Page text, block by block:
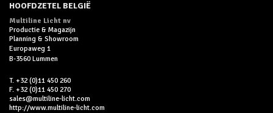
HOOFDZETEL BELGIË
Multiline Licht nv
Productie & Magazijn
Planning & Showroom
Europaweg 1
B-3560 Lummen
T. +32 (0)11 450 260
F. +32 (0)11 450 270
sales@multiline-licht.com
http://www.multiline-licht.com